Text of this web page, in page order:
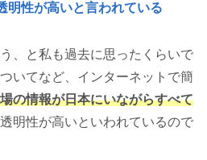
明性が高いと言われている
、と私も過去に思ったくらいで
いてなど、インターネットで簡
の情報が日本にいながらすべて
明性が高いといわれているので